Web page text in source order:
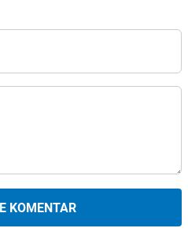
KOMENTAR